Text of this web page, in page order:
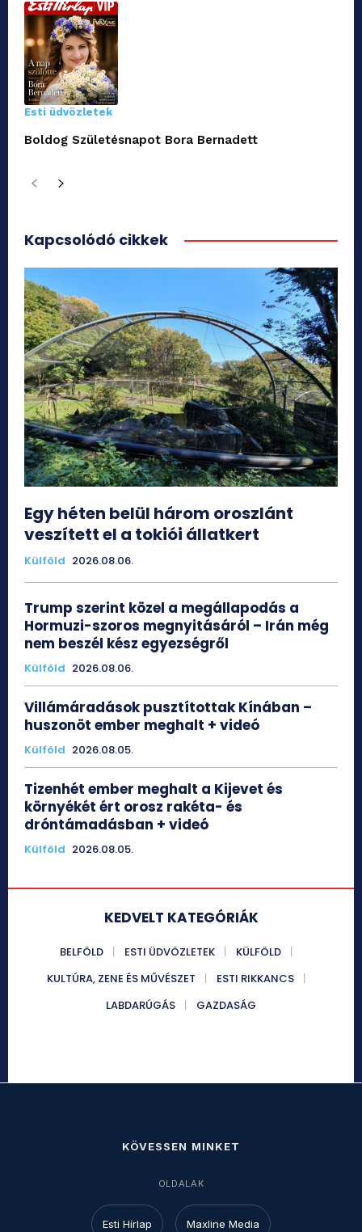
Esti üdvözletek
Boldog Születésnapot Bora Bernadett
Kapcsolódó cikkek
Egy héten belül három oroszlánt
veszített el a tokiói állatkert
Külföld 2026.08.06.
Trump szerint közel a megállapodás a
Hormuzi-szoros megnyitásáról – Irán még
nem beszél kész egyezségről
Külföld 2026.08.06.
Villámáradások pusztítottak Kínában –
huszonöt ember meghalt + videó
Külföld 2026.08.05.
Tizenhét ember meghalt a Kijevet és
környékét ért orosz rakéta- és
dróntámadásban + videó
Külföld 2026.08.05.
KEDVELT KATEGÓRIÁK
BELFÖLD ESTI ÜDVÖZLETEK
KÜLFÖLD
KULTÚRA, ZENE ÉS MŰVÉSZET
ESTI RIKKANCS
LABDARÚGÁS
GAZDASÁG
KÖVESSEN MINKET
OLDALAK
Esti Hírlap Maxline Media